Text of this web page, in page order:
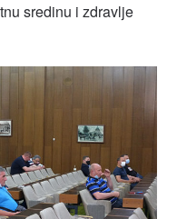
sredinu i zdravlje